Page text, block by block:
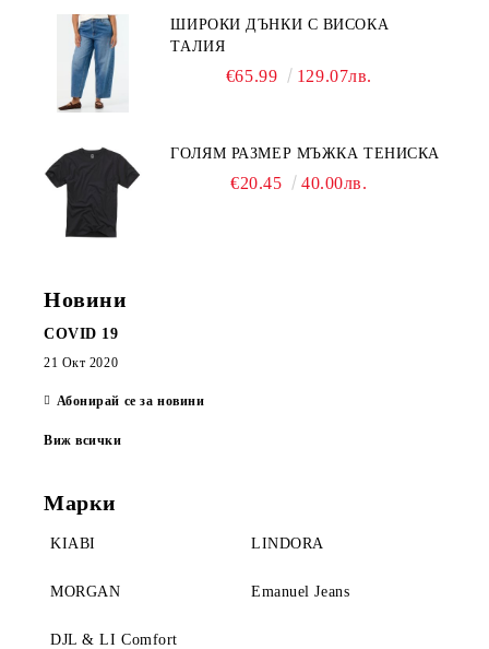
ШИРОКИ ДЪНКИ С ВИСОКА
ТАЛИЯ
€65.99 129.07лв.
ГОЛЯМ РАЗМЕР МЪЖКА ТЕНИСКА
€20.45 40.00лв.
Новини
COVID 19
21 Окт 2020
Абонирай се за новини
Виж всички
Марки
KIABI LINDORA
MORGAN Emanuel Jeans
DJL & LI Comfort